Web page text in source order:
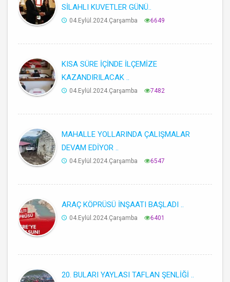
SİLAHLI KUVETLER GÜNÜ..
04.Eylül.2024.Çarşamba 6649
KISA SÜRE İÇİNDE İLÇEMİZE
KAZANDIRILACAK ..
04.Eylül.2024.Çarşamba 7482
MAHALLE YOLLARINDA ÇALIŞMALAR
DEVAM EDİYOR ..
04.Eylül.2024.Çarşamba 6547
ARAÇ KÖPRÜSÜ İNŞAATI BAŞLADI ..
04.Eylül.2024.Çarşamba 6401
20. BULARI YAYLASI TAFLAN ŞENLİĞİ ..